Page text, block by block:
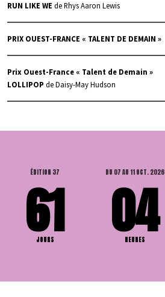
RUN LIKE WE de Rhys Aaron Lewis
PRIX OUEST-FRANCE « TALENT DE DEMAIN »
Prix Ouest-France « Talent de Demain »
LOLLIPOP de Daisy-May Hudson
ÉDITION 37
61
JOURS
DU 07 AU 11 OCT. 2026
04
HEURES